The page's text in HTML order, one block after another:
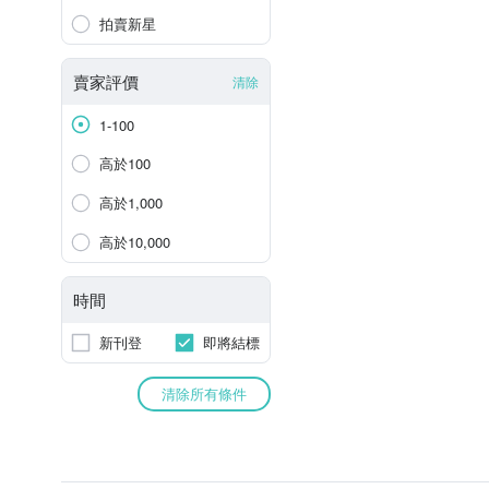
拍賣新星
賣家評價 清除
1-100
高於100
高於1,000
高於10,000
時間
新刊登 即將結標
清除所有條件